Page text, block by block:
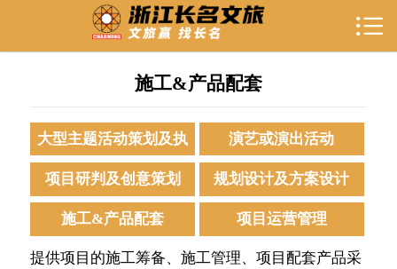

成功案例
合作伙伴
新闻资讯

施工&产品配套
大型主题活动策划及执
行
演艺或演出活动
项目研判及创意策划 规划设计及方案设计
施工&产品配套 项目运营管理
提供项目的施工筹备、施工管理、项目配套产品采